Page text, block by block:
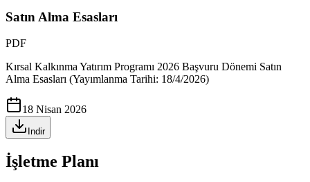
Satın Alma Esasları
PDF
Kırsal Kalkınma Yatırım Programı 2026 Başvuru Dönemi Satın
Alma Esasları (Yayımlanma Tarihi: 18/4/2026)
18 Nisan 2026
Indir
İşletme Planı